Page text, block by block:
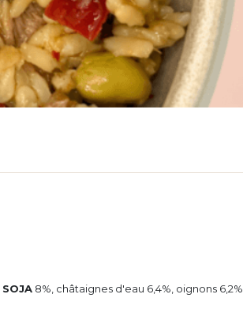
SOJA 8%, châtaignes d'eau 6,4%, oignons 6,2%,